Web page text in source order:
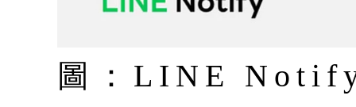
圖：LINE